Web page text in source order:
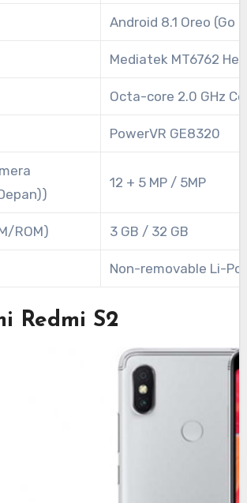
Android 8.1 Oreo (Go
Mediatek MT6762
Octa-core 2.0 GHz
PowerVR GE8320
12 + 5 MP / 5MP
ROM) 3 GB / 32 GB
Non-removable Li-Po
Redmi S2